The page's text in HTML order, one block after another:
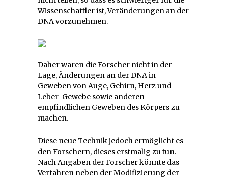
Wissenschaftler ist, Veränderungen an der
DNA vorzunehmen.
Daher waren die Forscher nicht in der
Lage, Änderungen an der DNA in
Geweben von Auge, Gehirn, Herz und
Leber-Gewebe sowie anderen
empfindlichen Geweben des Körpers zu
machen.
Diese neue Technik jedoch ermöglicht es
den Forschern, dieses erstmalig zu tun.
Nach Angaben der Forscher könnte das
Verfahren neben der Modifizierung der